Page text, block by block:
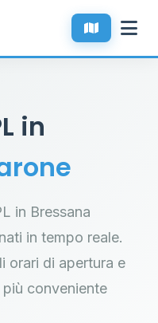
in
in Bressana
in tempo reale.
orari di apertura e
conveniente